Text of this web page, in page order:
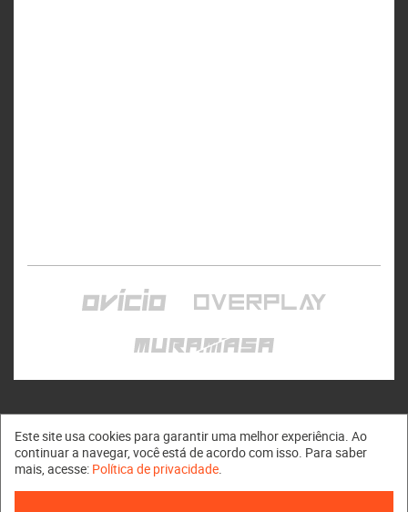
Muramasa © 2011 - 2026
Este site usa cookies para garantir uma melhor experiência. Ao
continuar a navegar, você está de acordo com isso. Para saber
mais, acesse: Política de privacidade.